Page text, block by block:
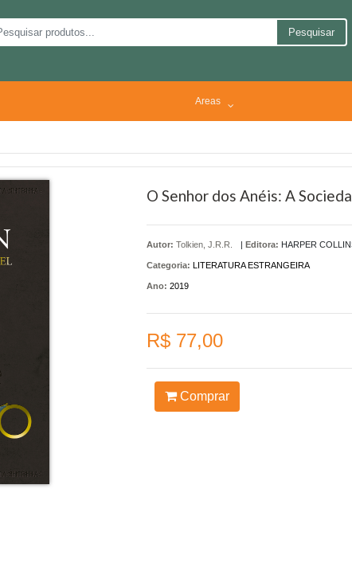
Pesquisar
Areas
O Senhor dos Anéis: A
Autor: Tolkien, J.R.R. | Editora: HARPER
Categoria: LITERATURA ESTRANGEIRA
Ano: 2019
R$ 77,00
Comprar